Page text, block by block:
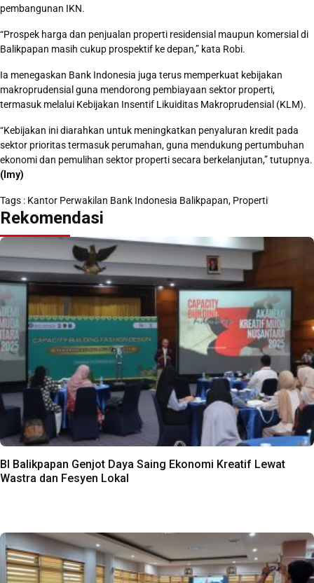
pembangunan IKN.
“Prospek harga dan penjualan properti residensial maupun komersial di
Balikpapan masih cukup prospektif ke depan,” kata Robi.
Ia menegaskan Bank Indonesia juga terus memperkuat kebijakan
makroprudensial guna mendorong pembiayaan sektor properti,
termasuk melalui Kebijakan Insentif Likuiditas Makroprudensial (KLM).
“Kebijakan ini diarahkan untuk meningkatkan penyaluran kredit pada
sektor prioritas termasuk perumahan, guna mendukung pertumbuhan
ekonomi dan pemulihan sektor properti secara berkelanjutan,” tutupnya.
(Imy)
Tags : Kantor Perwakilan Bank Indonesia Balikpapan, Properti
Rekomendasi
BI Balikpapan Genjot Daya Saing Ekonomi Kreatif Lewat
Wastra dan Fesyen Lokal